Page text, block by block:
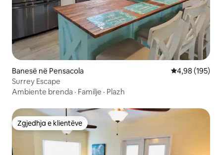
Banesë në Pensacola Vlerësimi
4,98 (195)
Surrey Escape
Ambiente brenda · Familje · Plazh
Zgjedhja e klientëve
Zgjedhja e klientëve